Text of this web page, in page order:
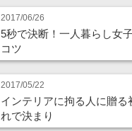
2017/06/26
5秒で決断！一人暮らし女
コツ
2017/05/22
インテリアに拘る人に贈る
れで決まり